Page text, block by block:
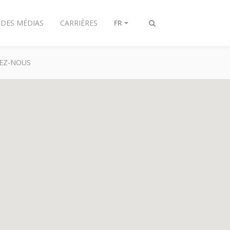
Toggle
MÉDIAS CARRIÈRES FR
NOUS